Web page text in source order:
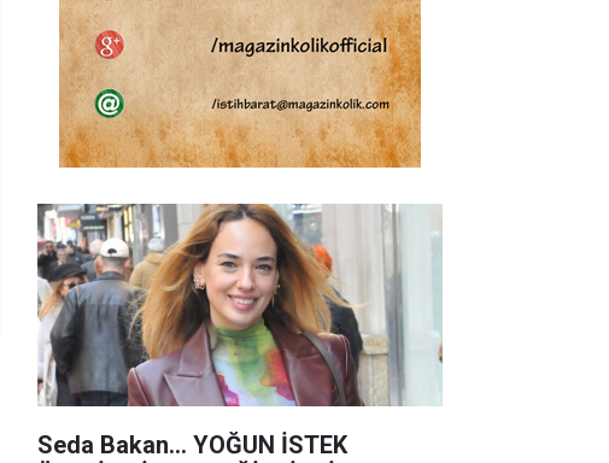
Seda Bakan... YOĞUN İSTEK